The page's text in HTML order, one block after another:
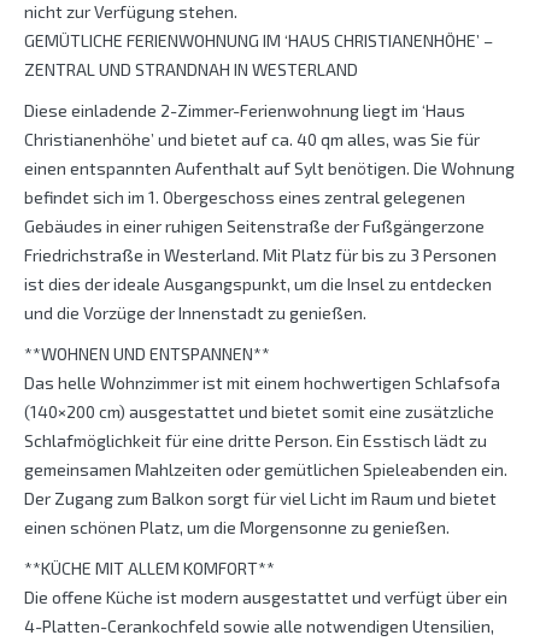
nicht zur Verfügung stehen.
GEMÜTLICHE FERIENWOHNUNG IM ‘HAUS CHRISTIANENHÖHE’ –
ZENTRAL UND STRANDNAH IN WESTERLAND
Diese einladende 2-Zimmer-Ferienwohnung liegt im ‘Haus
Christianenhöhe’ und bietet auf ca. 40 qm alles, was Sie für
einen entspannten Aufenthalt auf Sylt benötigen. Die Wohnung
befindet sich im 1. Obergeschoss eines zentral gelegenen
Gebäudes in einer ruhigen Seitenstraße der Fußgängerzone
Friedrichstraße in Westerland. Mit Platz für bis zu 3 Personen
ist dies der ideale Ausgangspunkt, um die Insel zu entdecken
und die Vorzüge der Innenstadt zu genießen.
**WOHNEN UND ENTSPANNEN**
Das helle Wohnzimmer ist mit einem hochwertigen Schlafsofa
(140×200 cm) ausgestattet und bietet somit eine zusätzliche
Schlafmöglichkeit für eine dritte Person. Ein Esstisch lädt zu
gemeinsamen Mahlzeiten oder gemütlichen Spieleabenden ein.
Der Zugang zum Balkon sorgt für viel Licht im Raum und bietet
einen schönen Platz, um die Morgensonne zu genießen.
**KÜCHE MIT ALLEM KOMFORT**
Die offene Küche ist modern ausgestattet und verfügt über ein
4-Platten-Cerankochfeld sowie alle notwendigen Utensilien,